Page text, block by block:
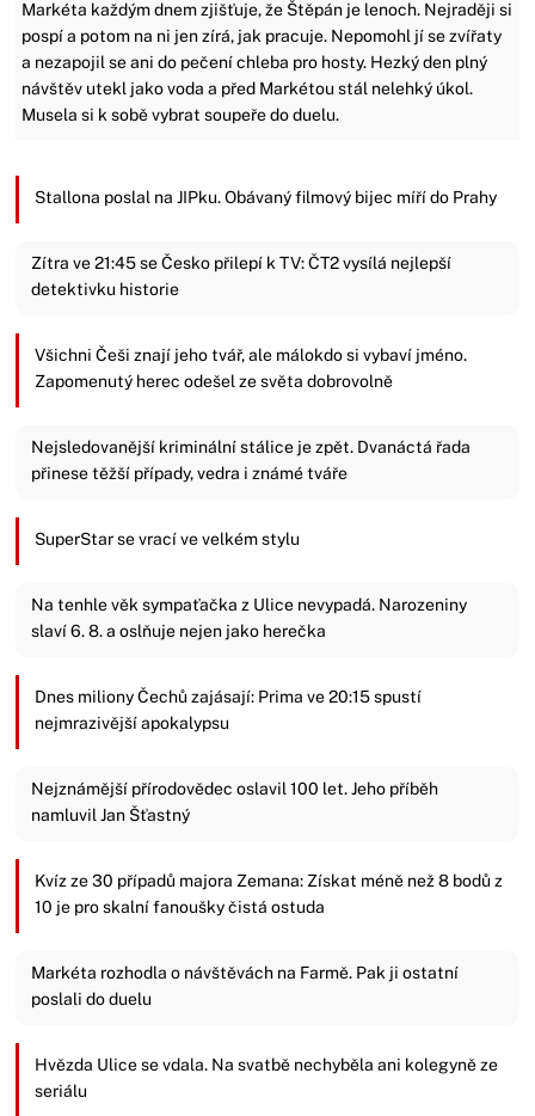
Markéta každým dnem zjišťuje, že Štěpán je lenoch. Nejraději si
pospí a potom na ni jen zírá, jak pracuje. Nepomohl jí se zvířaty
a nezapojil se ani do pečení chleba pro hosty. Hezký den plný
návštěv utekl jako voda a před Markétou stál nelehký úkol.
Musela si k sobě vybrat soupeře do duelu.
Stallona poslal na JIPku. Obávaný filmový bijec míří do Prahy
Zítra ve 21:45 se Česko přilepí k TV: ČT2 vysílá nejlepší
detektivku historie
Všichni Češi znají jeho tvář, ale málokdo si vybaví jméno.
Zapomenutý herec odešel ze světa dobrovolně
Nejsledovanější kriminální stálice je zpět. Dvanáctá řada
přinese těžší případy, vedra i známé tváře
SuperStar se vrací ve velkém stylu
Na tenhle věk sympaťačka z Ulice nevypadá. Narozeniny
slaví 6. 8. a oslňuje nejen jako herečka
Dnes miliony Čechů zajásají: Prima ve 20:15 spustí
nejmrazivější apokalypsu
Nejznámější přírodovědec oslavil 100 let. Jeho příběh
namluvil Jan Šťastný
Kvíz ze 30 případů majora Zemana: Získat méně než 8 bodů z
10 je pro skalní fanoušky čistá ostuda
Markéta rozhodla o návštěvách na Farmě. Pak ji ostatní
poslali do duelu
Hvězda Ulice se vdala. Na svatbě nechyběla ani kolegyně ze
seriálu